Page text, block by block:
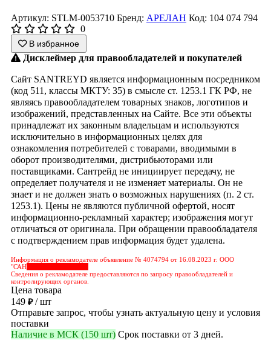
Артикул: STLM-0053710 Бренд: АРЕЛАН Код: 104 074 794
0
В избранное
Дисклеймер для правообладателей и покупателей
Сайт SANTREYD является информационным посредником
(код 511, классы МКТУ: 35) в смысле ст. 1253.1 ГК РФ, не
являясь правообладателем товарных знаков, логотипов и
изображений, представленных на Сайте. Все эти объекты
принадлежат их законным владельцам и используются
исключительно в информационных целях для
ознакомления потребителей с товарами, вводимыми в
оборот производителями, дистрибьюторами или
поставщиками. Сантрейд не инициирует передачу, не
определяет получателя и не изменяет материалы. Он не
знает и не должен знать о возможных нарушениях (п. 2 ст.
1253.1). Цены не являются публичной офертой, носят
информационно-рекламный характер; изображения могут
отличаться от оригинала. При обращении правообладателя
с подтверждением прав информация будет удалена.
Информация о рекламодателе объявление № 4074794 от 16.08.2023 г. ООО
"САН
Сведения о рекламодателе предоставляются по запросу правообладателей и
контролирующих органов.
Цена товара
149 ₽/ шт
Отправьте запрос, чтобы узнать актуальную цену и условия
поставки
Наличие в МСК (150 шт) Срок поставки от 3 дней.